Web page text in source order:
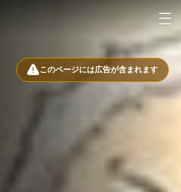
このページには広告が含まれます